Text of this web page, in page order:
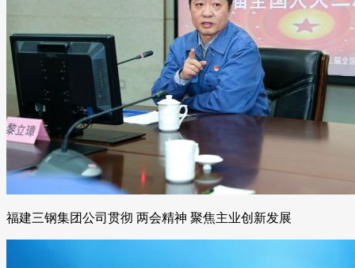
福建三钢集团公司贯彻 两会精神 聚焦主业创新发展